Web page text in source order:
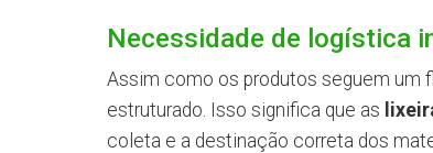
Necessidade de logística
Assim como os produtos seguem um
estruturado. Isso significa que as
coleta e a destinação correta dos